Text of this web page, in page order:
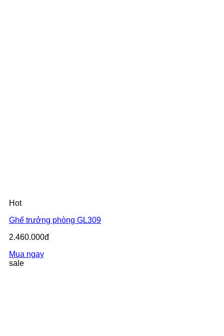
Hot
Ghế trưởng phòng GL309
2.460.000đ
Mua ngay
sale